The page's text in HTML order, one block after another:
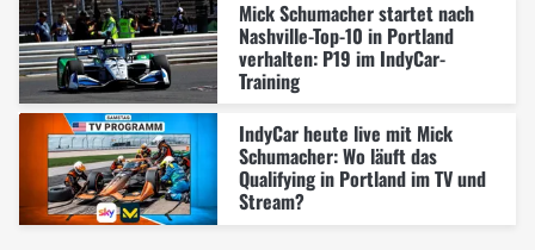
Mick Schumacher startet nach
Nashville-Top-10 in Portland
verhalten: P19 im IndyCar-
Training
IndyCar heute live mit Mick
Schumacher: Wo läuft das
Qualifying in Portland im TV und
Stream?